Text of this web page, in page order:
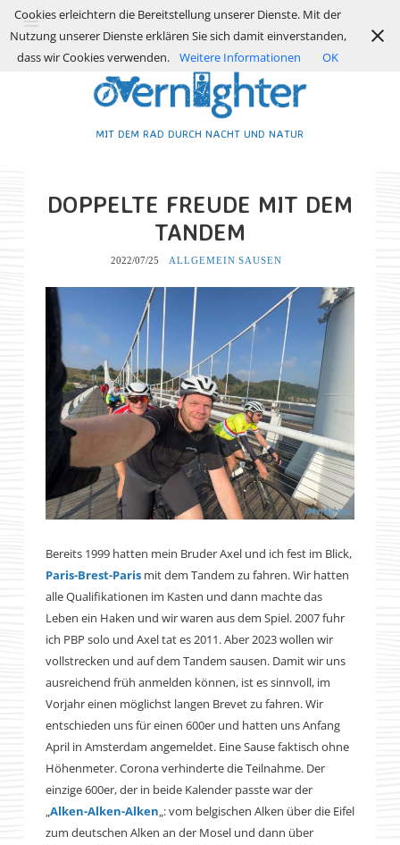
MIT DEM RAD DURCH NACHT UND NATUR
DOPPELTE FREUDE MIT DEM
TANDEM
2022/07/25 ALLGEMEIN SAUSEN
Bereits 1999 hatten mein Bruder Axel und ich fest im Blick,
Paris-Brest-Parismit dem Tandem zu fahren. Wir hatten
alle Qualifikationen im Kasten und dann machte das
Leben ein Haken und wir waren aus dem Spiel. 2007 fuhr
ich PBP solo und Axel tat es 2011. Aber 2023 wollen wir
vollstrecken und auf dem Tandem sausen. Damit wir uns
ausreichend früh anmelden können, ist es sinnvoll, im
Vorjahr einen möglichst langen Brevet zu fahren. Wir
entschieden uns für einen 600er und hatten uns Anfang
April in Amsterdam angemeldet. Eine Sause faktisch ohne
Höhenmeter. Corona verhinderte die Teilnahme. Der
einzige 600er, der in beide Kalender passte war der
„Alken-Alken-Alken„: vom belgischen Alken über die Eifel
zum deutschen Alken an der Mosel und dann über
Cookies erleichtern die Bereitstellung unserer Dienste. Mit der
Nutzung unserer Dienste erklären Sie sich damit einverstanden,
dass wir Cookies verwenden.
Weitere Informationen OK